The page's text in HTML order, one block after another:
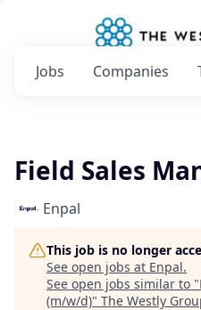
Jobs Companies
Field Sales
Enpal
This job is no longer
See open jobs at Enpal.
See open jobs similar to "
(m/w/d)" The Westly